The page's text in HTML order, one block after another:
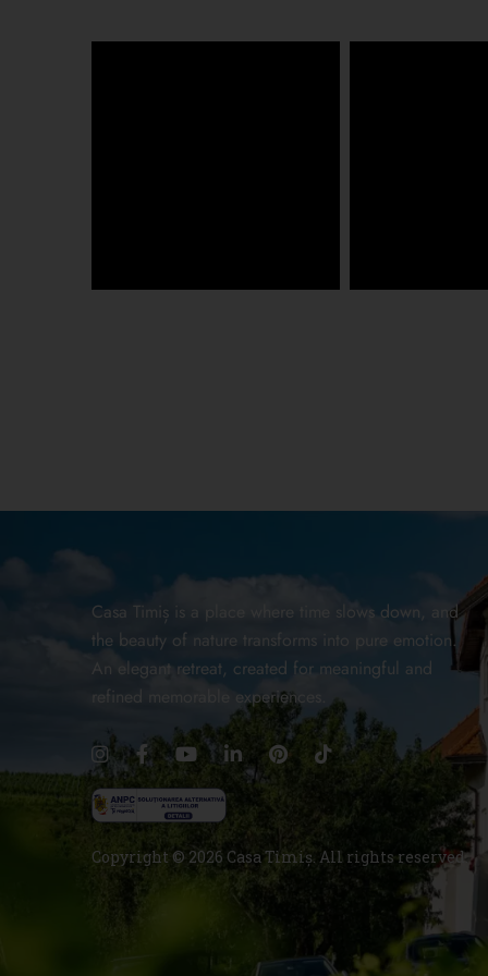
Casa Timiș is a place where time slows down, and
the beauty of nature transforms into pure emotion.
An elegant retreat, created for meaningful and
refined memorable experiences.
Copyright © 2026 Casa Timiș. All rights reserved.